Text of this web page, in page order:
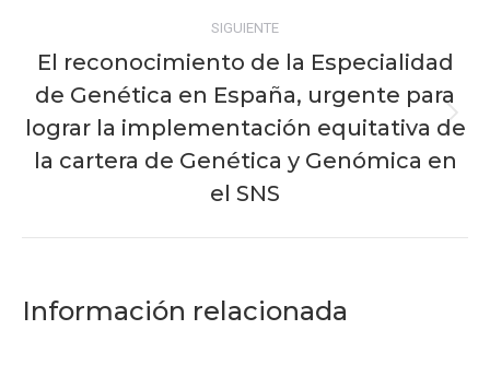
SIGUIENTE
Publicación
siguiente:
El reconocimiento de la Especialidad
de Genética en España, urgente para
lograr la implementación equitativa de
la cartera de Genética y Genómica en
el SNS
Información relacionada